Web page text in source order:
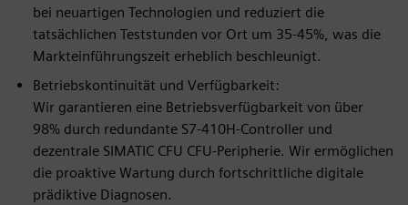
bei neuartigen Technologien und reduziert die
tatsächlichen Teststunden vor Ort um 35-45%, was die
Markteinführungszeit erheblich beschleunigt.
Betriebskontinuität und Verfügbarkeit:
Wir garantieren eine Betriebsverfügbarkeit von über
98% durch redundante S7-410H-Controller und
dezentrale SIMATIC CFU CFU-Peripherie. Wir ermöglichen
die proaktive Wartung durch fortschrittliche digitale
prädiktive Diagnosen.